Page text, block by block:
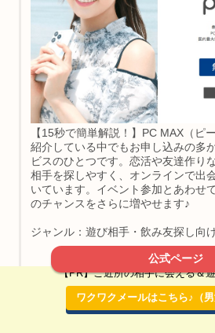
【PR】ご近所の相手に会える＆
ワクワクメールはこちら♪（男
【15秒で簡単解説！】PC MAX（ピ
紹介している中でもお申し込みの多
ビスのひとつです。恋活や友達作り
相手を探しやすく、オンラインで出
いています。イベント参加とあわせ
のチャンスをさらに増やせます♪
ジャンル：遊び相手・飲み友探し向
公式ページ